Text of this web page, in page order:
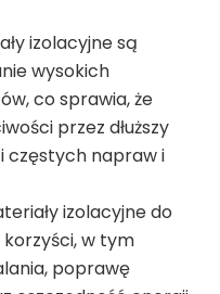
izolacyjne są
wysokich
co sprawia, że
przez dłuższy
częstych napraw i
izolacyjne do
w tym
poprawę